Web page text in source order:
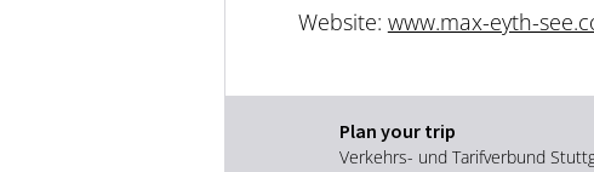
Website: www.max-eyth-
Plan your trip
Verkehrs- und Tarifverbund